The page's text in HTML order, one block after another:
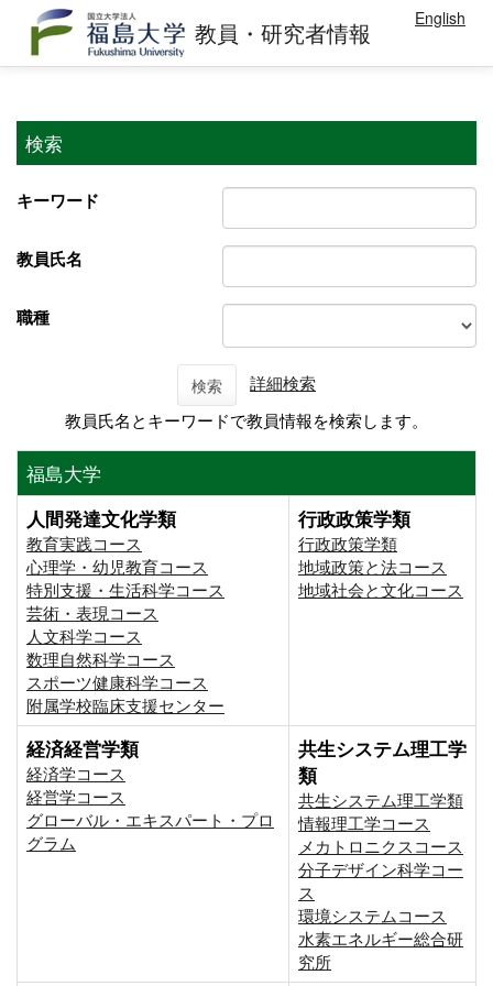
教員・研究者情報 English
検索
キーワード
教員氏名
職種
検索
詳細検索
教員氏名とキーワードで教員情報を検索します。
福島大学
人間発達文化学類
教育実践コース
心理学・幼児教育コース
特別支援・生活科学コース
芸術・表現コース
人文科学コース
数理自然科学コース
スポーツ健康科学コース
附属学校臨床支援センター
行政政策学類
行政政策学類
地域政策と法コース
地域社会と文化コース
経済経営学類
経済学コース
経営学コース
グローバル・エキスパート・プロ
グラム
共生システム理工学
類
共生システム理工学類
情報理工学コース
メカトロニクスコース
分子デザイン科学コー
ス
環境システムコース
⽔素エネルギー総合研
究所